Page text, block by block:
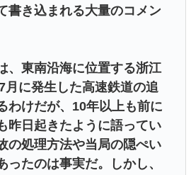
書き込まれる大量のコメン
、東南沿海に位置する浙江
月に発生した高速鉄道の追
わけだが、10年以上も前に
昨日起きたように語ってい
の処理方法や当局の隠ぺい
ったのは事実だ。しかし、